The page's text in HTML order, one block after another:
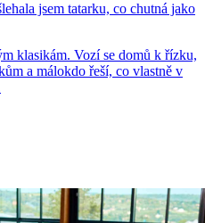
jsem tatarku, co chutná jako
klasikám. Vozí se domů k řízku,
a málokdo řeší, co vlastně v